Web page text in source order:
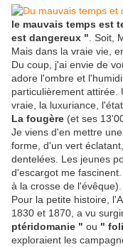
le mauvais temps est
est dangereux " . Soit,
Mais dans la vraie vie,
Du coup, j'ai envie de
adore l'ombre et
particulièrement attirée.
vraie, la luxuriance,
La fougère (et ses
Je viens d'en mettre
forme, d'un vert
dentelées. Les jeunes
d'escargot me
à la crosse de l'évêque).
Pour la petite histoire,
1830 et 1870, a vu
ptéridomanie " ou "
exploraient les